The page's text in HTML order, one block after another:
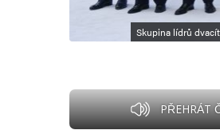
Skupina lídrů
PŘEHRÁT